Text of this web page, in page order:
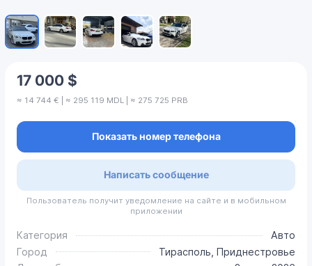
17 000 $
≈ 14 744 € | ≈ 295 119 MDL | ≈ 275 725 PRB
Показать номер телефона
Написать сообщение
Пользователь получит уведомление на сайте и в мобильном
приложении
Категория
Авто
Город
Тирасполь, Приднестровье